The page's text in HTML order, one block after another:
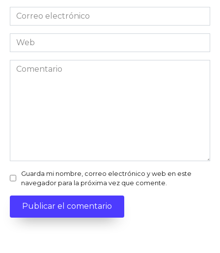
Correo
electrónico
*Web
Comentario
Guarda mi nombre, correo electrónico y web en este
navegador para la próxima vez que comente.